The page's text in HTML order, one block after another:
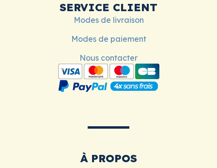
SERVICE CLIENT
Modes de livraison
Modes de paiement
Nous contacter
À PROPOS